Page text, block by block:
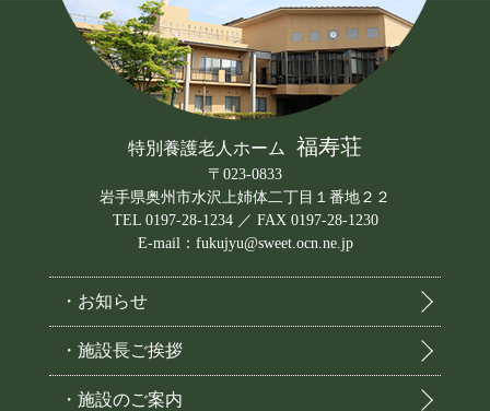
特別養護老人ホーム 福寿荘
〒023-0833
岩手県奥州市水沢上姉体二丁目１番地２２
TEL 0197-28-1234 ／ FAX 0197-28-1230
E-mail：fukujyu@sweet.ocn.ne.jp
・お知らせ
・施設長ご挨拶
・施設のご案内